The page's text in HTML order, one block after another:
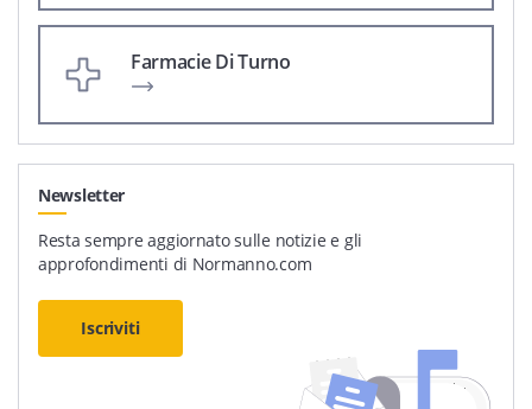
Farmacie Di Turno
Newsletter
Resta sempre aggiornato sulle notizie e gli
approfondimenti di Normanno.com
Iscriviti